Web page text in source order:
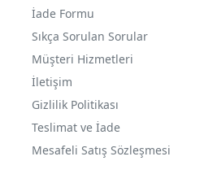
İade Formu
Sıkça Sorulan Sorular
Müşteri Hizmetleri
İletişim
Gizlilik Politikası
Teslimat ve İade
Mesafeli Satış Sözleşmesi